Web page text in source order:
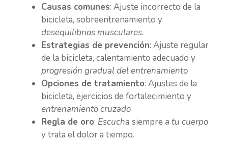
Causas comunes: Ajuste incorrecto de la
bicicleta, sobreentrenamiento y
desequilibrios musculares.
Estrategias de prevención: Ajuste regular
de la bicicleta, calentamiento adecuado y
progresión gradual del entrenamiento
Opciones de tratamiento: Ajustes de la
bicicleta, ejercicios de fortalecimiento y
entrenamiento cruzado
Regla de oro: Escucha siempre a tu cuerpo
y trata el dolor a tiempo.